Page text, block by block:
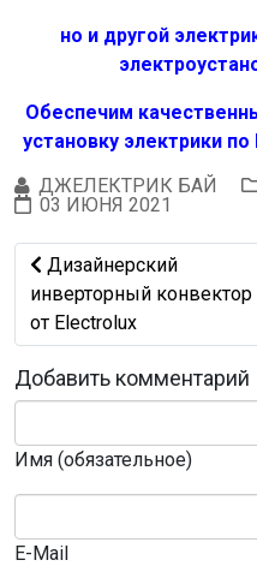
но и другой
Обеспечим
установку электрики
ДЖЕЛЕКТРИК БАЙ
03 ИЮНЯ 2021
Предыдущий:
Дизайнерский
инверторный конвектор
от Electrolux
Добавить комментарий
Имя (обязательное)
E-Mail